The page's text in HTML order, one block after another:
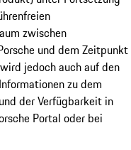
zwischen
und dem Zeitpunkt
jedoch auch auf den
zu dem
der Verfügbarkeit in
Portal oder bei